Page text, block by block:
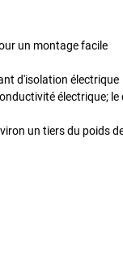
un montage facile
d'isolation électrique
électrique;
un tiers du poids